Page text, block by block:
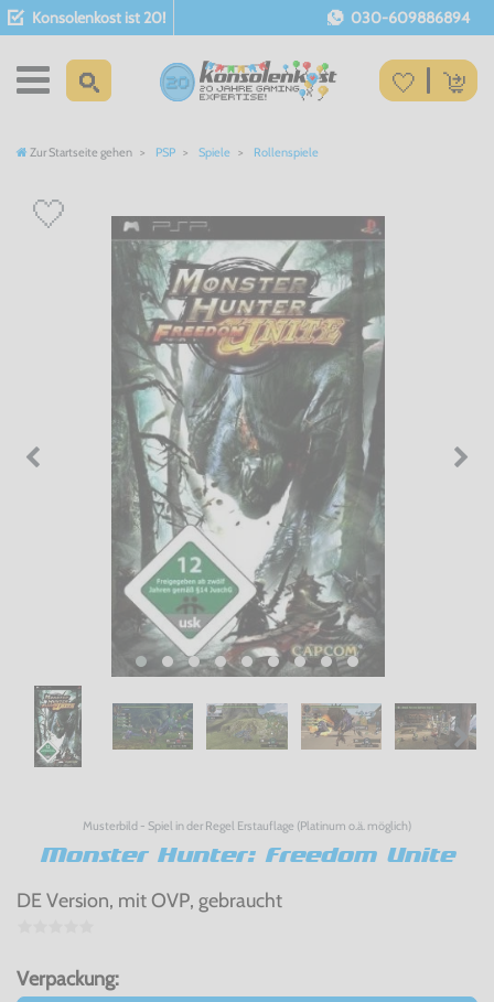
Konsolenkost ist 20! 030-609886894
Zur Startseite gehen PSP Spiele Rollenspiele
Musterbild - Spiel in der Regel Erstauflage (Platinum o.ä. möglich)
Monster Hunter: Freedom Unite
DE Version, mit OVP, gebraucht
Verpackung: